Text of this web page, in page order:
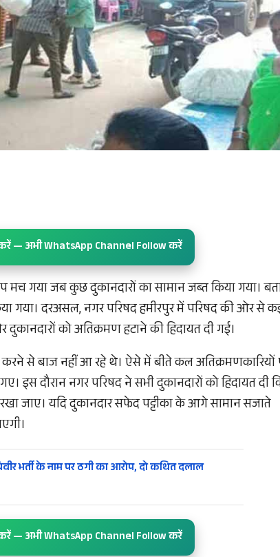
— अभी WhatsApp Channel Follow करें
मच गया जब कुछ दुकानदारों का सामान जब्त किया गया।
गया। दरअसल, नगर परिषद हमीरपुर में परिषद की ओर से
को अतिक्रमण हटाने की हिदायत दी गई।
से बाज नहीं आ रहे थे। ऐसे में बीते कल अतिक्रमणकारियों
इस दौरान नगर परिषद ने सभी दुकानदारों को हिदायत दी
जाए। यदि दुकानदार सफेद पट्टीका के आगे सामान सजाते
भर्ती के नाम पर ठगी का आरोप, दो कथित दलाल
— अभी WhatsApp Channel Follow करें